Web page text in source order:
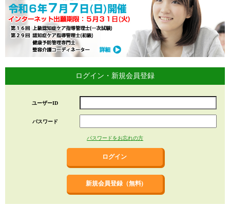
ログイン・新規会員登録
ユーザーID
パスワード
パスワードをお忘れの方
新規会員登録（無料)